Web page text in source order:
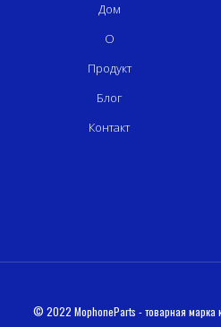
Дом
О
Продукт
Блог
Контакт
© 2022 MophoneParts - товарная марка